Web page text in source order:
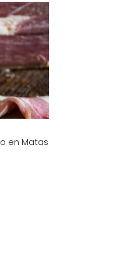
en Matas